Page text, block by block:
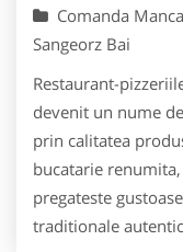
Comanda
Sangeorz Bai
Restaurant-
devenit un nume
prin calitatea
bucatarie
pregateste
traditionale